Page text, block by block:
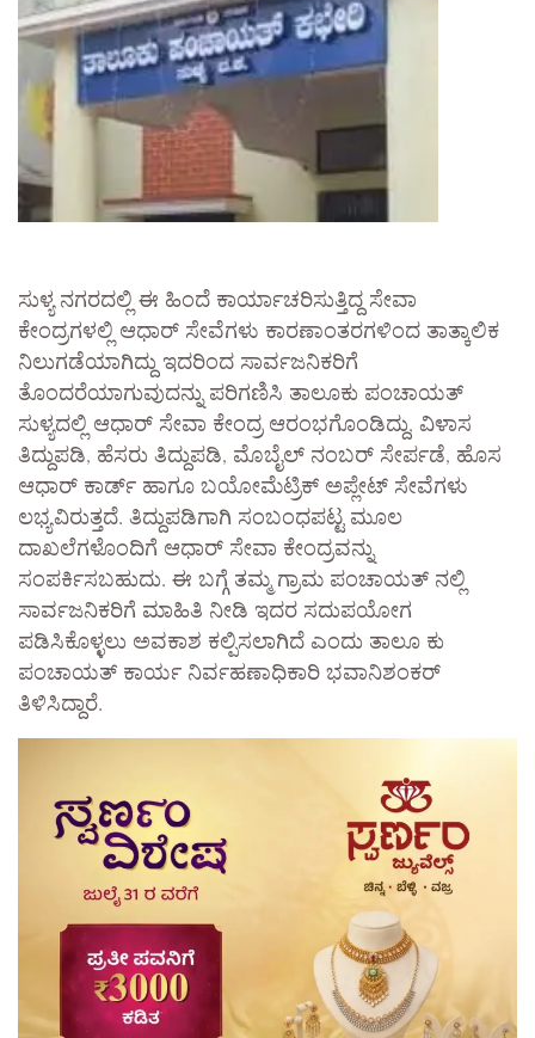
ಸುಳ್ಯ ನಗರದಲ್ಲಿ ಈ ಹಿಂದೆ ಕಾರ್ಯಾಚರಿಸುತ್ತಿದ್ದ ಸೇವಾ
ಕೇಂದ್ರಗಳಲ್ಲಿ ಆಧಾರ್ ಸೇವೆಗಳು ಕಾರಣಾಂತರಗಳಿಂದ ತಾತ್ಕಾಲಿಕ
ನಿಲುಗಡೆಯಾಗಿದ್ದು ಇದರಿಂದ ಸಾರ್ವಜನಿಕರಿಗೆ
ತೊಂದರೆಯಾಗುವುದನ್ನು ಪರಿಗಣಿಸಿ ತಾಲೂಕು ಪಂಚಾಯತ್
ಸುಳ್ಯದಲ್ಲಿ ಆಧಾರ್ ಸೇವಾ ಕೇಂದ್ರ ಆರಂಭಗೊಂಡಿದ್ದು, ವಿಳಾಸ
ತಿದ್ದುಪಡಿ, ಹೆಸರು ತಿದ್ದುಪಡಿ, ಮೊಬೈಲ್ ನಂಬರ್ ಸೇರ್ಪಡೆ, ಹೊಸ
ಆಧಾರ್ ಕಾರ್ಡ್ ಹಾಗೂ ಬಯೋಮೆಟ್ರಿಕ್ ಅಪ್ಲೇಟ್ ಸೇವೆಗಳು
ಲಭ್ಯವಿರುತ್ತದೆ. ತಿದ್ದುಪಡಿಗಾಗಿ ಸಂಬಂಧಪಟ್ಟ ಮೂಲ
ದಾಖಲೆಗಳೊಂದಿಗೆ ಆಧಾರ್ ಸೇವಾ ಕೇಂದ್ರವನ್ನು
ಸಂಪರ್ಕಿಸಬಹುದು. ಈ ಬಗ್ಗೆ ತಮ್ಮ ಗ್ರಾಮ ಪಂಚಾಯತ್ ನಲ್ಲಿ
ಸಾರ್ವಜನಿಕರಿಗೆ ಮಾಹಿತಿ ನೀಡಿ ಇದರ ಸದುಪಯೋಗ
ಪಡಿಸಿಕೊಳ್ಳಲು ಅವಕಾಶ ಕಲ್ಪಿಸಲಾಗಿದೆ ಎಂದು ತಾಲೂ ಕು
ಪಂಚಾಯತ್ ಕಾರ್ಯ ನಿರ್ವಹಣಾಧಿಕಾರಿ ಭವಾನಿಶಂಕರ್
ತಿಳಿಸಿದ್ದಾರೆ.